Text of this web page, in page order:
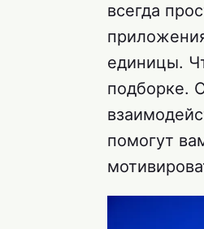
всегда
единицы.
подборке.
помогут